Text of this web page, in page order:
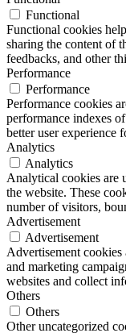
Functional
Functional cookies
sharing the content of
feedbacks, and other
Performance
Performance
Performance cookies
performance indexes
better user experience
Analytics
Analytics
Analytical cookies are
the website. These
number of visitors,
Advertisement
Advertisement
Advertisement
and marketing
websites and collect
Others
Others
Other uncategorized